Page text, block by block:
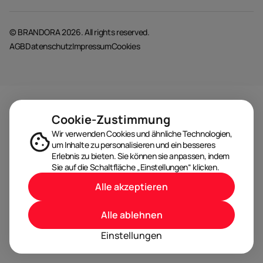
© BRANDORA 2026. All rights reserved.
AGBDatenschutzImpressumCookies
Cookie-Zustimmung
Wir verwenden Cookies und ähnliche Technologien,
um Inhalte zu personalisieren und ein besseres
Erlebnis zu bieten. Sie können sie anpassen, indem
Sie auf die Schaltfläche „Einstellungen“ klicken.
Einstellungen
Alle ablehnen
Alle akzeptieren